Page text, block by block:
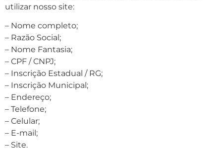
utilizar nosso site:
– Nome completo;
– Razão Social;
– Nome Fantasia;
– CPF / CNPJ;
– Inscrição Estadual / RG;
– Inscrição Municipal;
– Endereço;
– Telefone;
– Celular;
– E-mail;
– Site.